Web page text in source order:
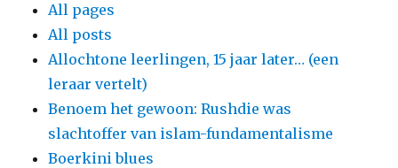
All pages
All posts
Allochtone leerlingen, 15 jaar later… (een
leraar vertelt)
Benoem het gewoon: Rushdie was
slachtoffer van islam-fundamentalisme
Boerkini blues